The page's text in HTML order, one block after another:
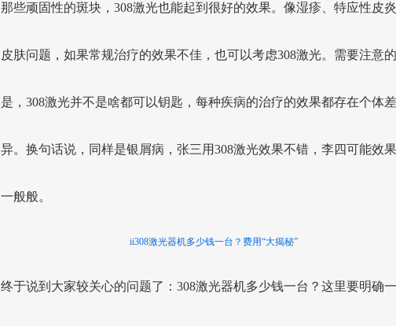
那些顽固性的斑块，308激光也能起到很好的效果。像湿疹、特应性皮
皮肤问题，如果常规治疗的效果不佳，也可以考虑308激光。需要注意的
是，308激光并不是啥都可以钥匙，每种疾病的治疗的效果都存在个体差
异。换句话说，同样是银屑病，张三用308激光效果不错，李四可能效
一般般。
ii308激光器机多少钱一台？费用“大揭秘”
终于说到大家较关心的问题了：308激光器机多少钱一台？这里要明确一